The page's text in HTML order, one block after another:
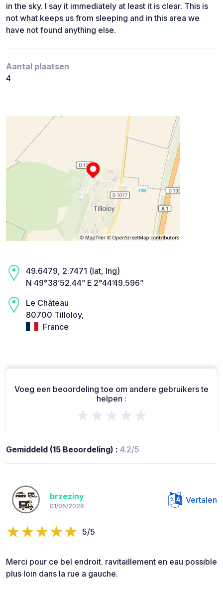
in the sky. I say it immediately at least it is clear. This is
not what keeps us from sleeping and in this area we
have not found anything else.
Aantal plaatsen
4
49.6479, 2.7471 (lat, lng)
N 49°38’52.44” E 2°44’49.596”
Le Château
80700 Tilloloy,
France
Voeg een beoordeling toe om andere gebruikers te
helpen :
★★★★★
Gemiddeld (15 Beoordeling) : 4.2/5
brzeziny
01/05/2026
Vertalen
5/5
Merci pour ce bel endroit. ravitaillement en eau possible
plus loin dans la rue a gauche.